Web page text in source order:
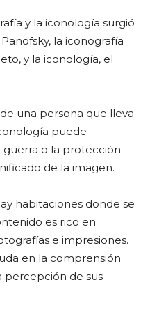
y la iconología surgió
la iconografía
y la iconología, el
una persona que lleva
puede
o la protección
de la imagen.
habitaciones donde se
es rico en
e impresiones.
en la comprensión
percepción de sus